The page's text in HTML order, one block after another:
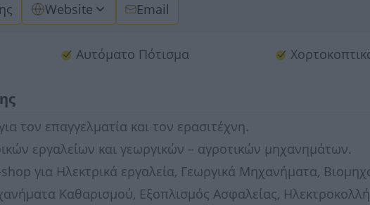
Website Email
Αυτόματο Πότισμα
τον επαγγελματία και τον ερασιτέχνη.
εργαλείων και γεωργικών – αγροτικών μηχανημάτων.
για Ηλεκτρικά εργαλεία, Γεωργικά Μηχανήματα,
Καθαρισμού, Εξοπλισμός Ασφαλείας,